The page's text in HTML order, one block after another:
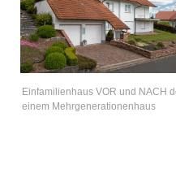
Einfamilienhaus VOR und NACH
einem Mehrgenerationenhaus